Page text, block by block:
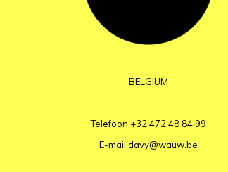
BELGIUM
Telefoon +32 472 48 84 99
E-mail davy@wauw.be